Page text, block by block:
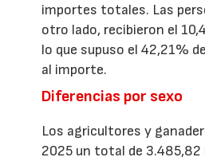
importes totales. Las
otro lado, recibieron el
lo que supuso el 42,21%
al importe.
Diferencias por sexo
Los agricultores y
2025 un total de 3.485,82